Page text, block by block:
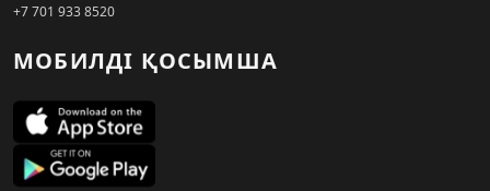
+7 701 933 8520
МОБИЛДІ ҚОСЫМША